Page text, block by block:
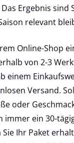
Ergebnis sind
relevant
Online-Shop
von 2-3
einem
Versand.
oder
immer ein 30-
Ihr Paket